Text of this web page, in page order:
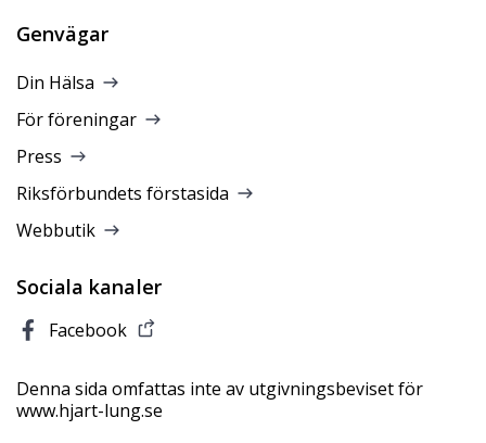
Genvägar
Din Hälsa
För föreningar
Press
Riksförbundets förstasida
Webbutik
Sociala kanaler
Facebook
Denna sida omfattas inte av utgivningsbeviset för
www.hjart-lung.se